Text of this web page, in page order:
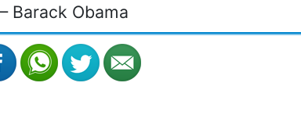
Barack Obama